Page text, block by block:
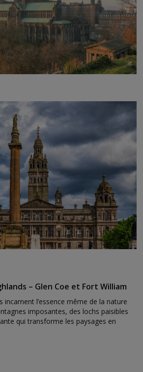
– Glen Coe et Fort William
incarnent l’essence même de la nature
imposantes, des lochs paisibles
qui transforme les paysages en